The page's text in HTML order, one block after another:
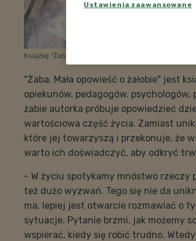
Książkę "Żaba. Mała opowieść o żałobie"
"Żaba. Mała opowieść o żałobie" jest
opiekunów, pedagogów,
żabie autorka próbuje opowiedzieć
wartościowa część życia. Zamiast
które jej towarzyszą i przekonuje, że
warto ich doświadczyć, aby odkryć
- W życiu spotykamy mnóstwo rzeczy
też dużo wyzwań. Tego się nie da
ma, lepiej jest otwarcie rozmawiać o
sytuacje. Pytanie brzmi, jak możemy
wspierać, kiedy się robić trudno.
Ustawienia zaawansowane